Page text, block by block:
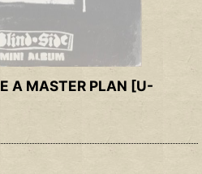
A MASTER PLAN [U-